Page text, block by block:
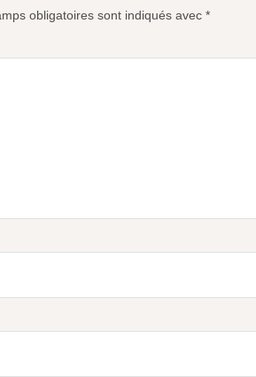
obligatoires sont indiqués avec *